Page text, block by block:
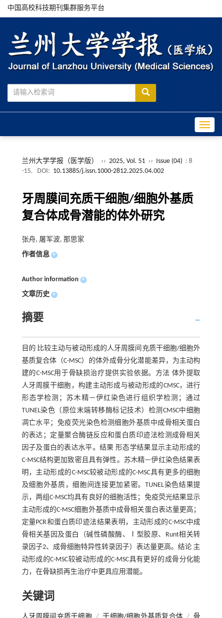
中国高校科技期刊集群服务平台
兰州大学学报（医学版） ›› 2025, Vol. 51 ›› Issue (04) : 8
-15.
DOI: 10.13885/j.issn.1000-2812.2025.04.002
牙周膜间充质干细胞/细胞外基质
复合体成骨潜能的体外研究
张舟, 屠军波, 那思家
作者信息 +
Author information +
文章历史 +
摘要
目的 比较主动与被动形成的人牙周膜间充质干细胞/细胞外
基质复合体（C-MSC）的体外成骨分化潜能差异，为主动构
建的C-MSC用于骨缺损治疗提供实验依据。方法 体外提取
人牙周膜干细胞，构建主动形成与被动形成的CMSC，进行
形态学检测；苏木精—伊红染色进行组织学检测；通过
TUNEL染色（原位末端转移酶标记技术）检测CMSC中细胞
凋亡水平；免疫荧光染色检测细胞外基质中成骨相关蛋白
的表达；定量聚合酶链反应和蛋白质印迹法检测成骨相关
因子及蛋白的表达水平。结果 形态学结果显示主动形成的
C-MSC结构更加致密且具有弹性。苏木精—伊红染色结果表
明，主动形成的C-MSC较被动形成的C-MSC具有更多的细胞
及细胞外基质，细胞间连接更加紧密。TUNEL染色结果提
示，两组C-MSC均具有良好的细胞活性；免疫荧光结果显示
主动形成的C-MSC细胞外基质中成骨相关蛋白表达量更高；
定量PCR和蛋白质印迹法结果表明，主动形成的C-MSC中成
骨相关基因及蛋白（碱性磷酸酶、Ⅰ型胶原、Runt相关转
录因子2、成骨细胞特异性转录因子）表达量更高。结论 主
动形成的C-MSC较被动形成的C-MSC具有更好的成骨分化能
力，在骨缺损再生治疗中更具应用潜能。
关键词